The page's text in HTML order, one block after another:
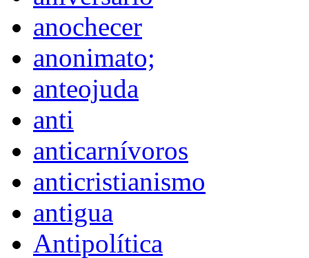
anochecer
anonimato;
anteojuda
anti
anticarnívoros
anticristianismo
antigua
Antipolítica